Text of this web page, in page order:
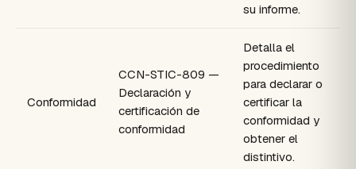
su informe.
Conformidad
CCN-STIC-809 —
Declaración y
certificación de
conformidad
Detalla el
procedimiento
para declarar o
certificar la
conformidad y
obtener el
distintivo.